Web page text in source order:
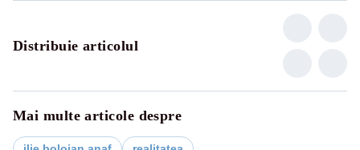
Distribuie articolul
Mai multe articole despre